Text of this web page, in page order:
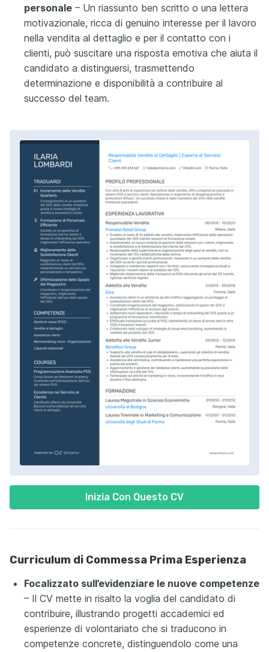
Inizia Con Questo CV
personale – Un riassunto ben scritto o una lettera
motivazionale, ricca di genuino interesse per il lavoro
nella vendita al dettaglio e per il contatto con i
clienti, può suscitare una risposta emotiva che aiuta il
candidato a distinguersi, trasmettendo
determinazione e disponibilità a contribuire al
successo del team.
Curriculum di Commessa Prima Esperienza
Focalizzato sull’evidenziare le nuove competenze
– Il CV mette in risalto la voglia del candidato di
contribuire, illustrando progetti accademici ed
esperienze di volontariato che si traducono in
competenze concrete, distinguendolo come una